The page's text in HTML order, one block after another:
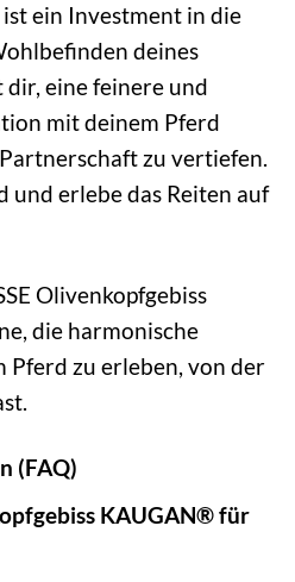
ist ein Investment in die
deines
dir, eine feinere und
mit deinem Pferd
zu vertiefen.
und erlebe das Reiten auf
Olivenkopfgebiss
die harmonische
Pferd zu erleben, von der
(FAQ)
KAUGAN® für